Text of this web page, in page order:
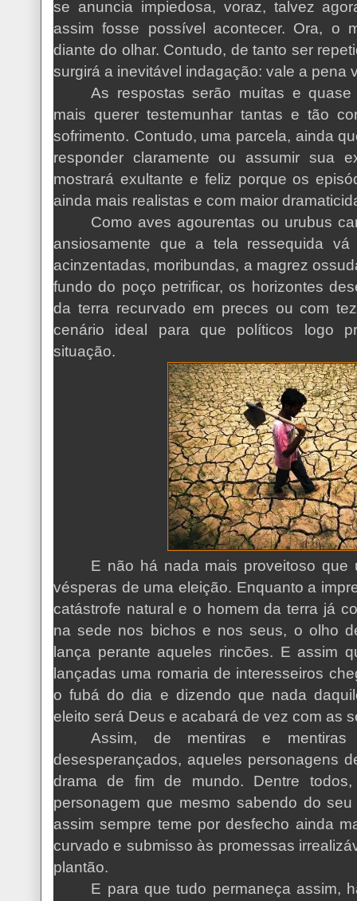
se anuncia impiedosa, voraz, talvez
assim fosse possível acontecer. Ora, o
diante do olhar. Contudo, de tanto ser
surgirá a inevitável indagação: vale a pena
As respostas serão muitas e
mais querer testemunhar tantas e tão
sofrimento. Contudo, uma parcela, ainda
responder claramente ou assumir sua
mostrará exultante e feliz porque os
ainda mais realistas e com maior
Como aves agourentas ou urubus
ansiosamente que a tela ressequida
acinzentadas, moribundas, a magrez
fundo do poço petrificar, os horizontes
da terra recurvado em preces ou com
cenário ideal para que políticos logo
situação.
E não há nada mais proveitoso que
vésperas de uma eleição. Enquanto a
catástrofe natural e o homem da terra já
na sede nos bichos e nos seus, o olho
lança perante aqueles rincões. E assim
lançadas uma romaria de interesseiros
o fubá do dia e dizendo que nada
eleito será Deus e acabará de vez com as
Assim, de mentiras e
desesperançados, aqueles personagens
drama de fim de mundo. Dentre
personagem que mesmo sabendo do
assim sempre teme por desfecho ainda
curvado e submisso às promessas
plantão.
E para que tudo permaneça assim,